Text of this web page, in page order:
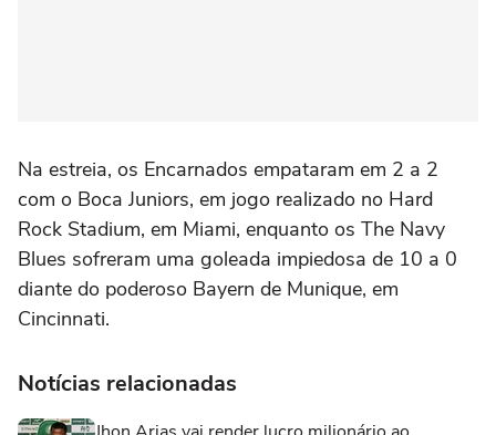
Na estreia, os Encarnados empataram em 2 a 2
com o Boca Juniors, em jogo realizado no Hard
Rock Stadium, em Miami, enquanto os The Navy
Blues sofreram uma goleada impiedosa de 10 a 0
diante do poderoso Bayern de Munique, em
Cincinnati.
Notícias relacionadas